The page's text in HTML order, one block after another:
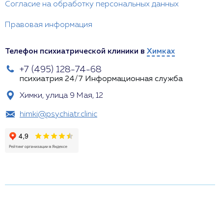
Согласие на обработку персональных данных
Правовая информация
Телефон психиатрической клиники в Химках
+7 (495) 128-74-68
психиатрия 24/7 Информационная служба
Химки, улица 9 Мая, 12
himki@psychiatr.clinic